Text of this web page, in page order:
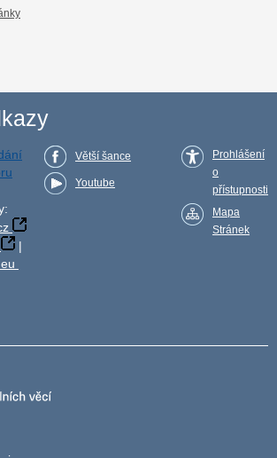
|
Větší šance
Youtube
Prohlášení
o
přístupnosti
Mapa
Stránek